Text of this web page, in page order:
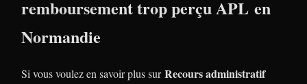
remboursement trop perçu APL en
Normandie
Si vous voulez en savoir plus surRecours administratif